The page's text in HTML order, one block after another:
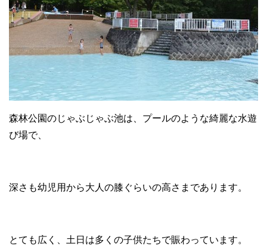
森林公園のじゃぶじゃぶ池は、プールのような綺麗な水遊
び場で、
深さも幼児用から大人の膝ぐらいの高さまであります。
とても広く、土日は多くの子供たちで賑わっています。